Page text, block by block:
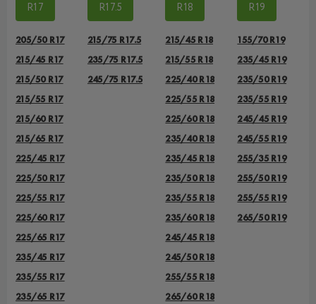
R17
205/50 R17
215/45 R17
215/50 R17
215/55 R17
215/60 R17
215/65 R17
225/45 R17
225/50 R17
225/55 R17
225/60 R17
225/65 R17
235/45 R17
235/55 R17
235/65 R17
R17.5
215/75 R17.5
235/75 R17.5
245/75 R17.5
R18
215/45 R18
215/55 R18
225/40 R18
225/55 R18
225/60 R18
235/40 R18
235/45 R18
235/50 R18
235/55 R18
235/60 R18
245/45 R18
245/50 R18
255/55 R18
265/60 R18
R19
155/70 R19
235/45 R19
235/50 R19
235/55 R19
245/45 R19
245/55 R19
255/35 R19
255/50 R19
255/55 R19
265/50 R19